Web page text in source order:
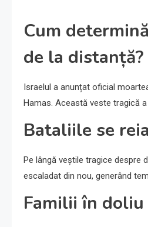
Cum
de la distanță?
Israelul a anunțat oficial
Hamas. Această veste tragică
Bataliile se
Pe lângă veștile tragice despre
escaladat din nou, generând
Familii în doliu